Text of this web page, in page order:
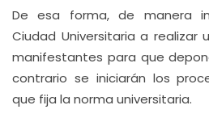
De esa forma, de manera
Ciudad Universitaria a realizar
manifestantes para que
contrario se iniciarán los
que fija la norma universitaria.